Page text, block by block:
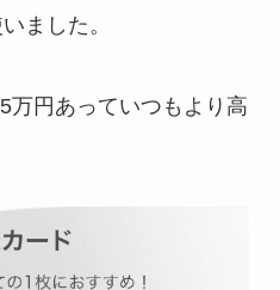
ました。
万円あっていつもより高